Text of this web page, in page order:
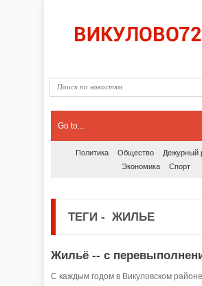
Go to...
Политика Общество
Дежурный
Экономика
Спорт
ТЕГИ - ЖИЛЬЕ
Жильё -- с
С каждым годом в Викуловском